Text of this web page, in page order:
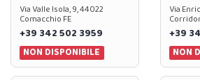
Via Valle Isola, 9, 44022
Comacchio FE
+39 342 502 3959
NON DISPONIBILE
Via
+39
NON